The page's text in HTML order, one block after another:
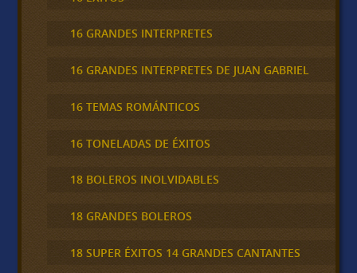
16 GRANDES INTERPRETES
16 GRANDES INTERPRETES DE JUAN GABRIEL
16 TEMAS ROMÁNTICOS
16 TONELADAS DE ÉXITOS
18 BOLEROS INOLVIDABLES
18 GRANDES BOLEROS
18 SUPER ÉXITOS 14 GRANDES CANTANTES